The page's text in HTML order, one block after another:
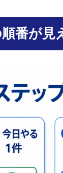
番が見